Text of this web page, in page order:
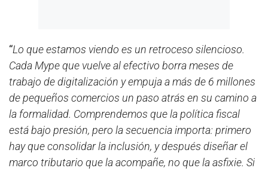
“Lo que estamos viendo es un retroceso silencioso.
Cada Mype que vuelve al efectivo borra meses de
trabajo de digitalización y empuja a más de 6 millones
de pequeños comercios un paso atrás en su camino a
la formalidad. Comprendemos que la política fiscal
está bajo presión, pero la secuencia importa: primero
hay que consolidar la inclusión, y después diseñar el
marco tributario que la acompañe, no que la asfixie. Si